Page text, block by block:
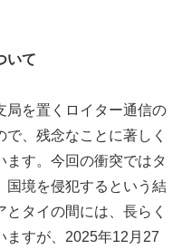
いて
局を置くロイター通信の
、残念なことに著しく
ます。今回の衝突ではタ
国境を侵犯するという結
タイの間には、長らく
ますが、2025年12月27